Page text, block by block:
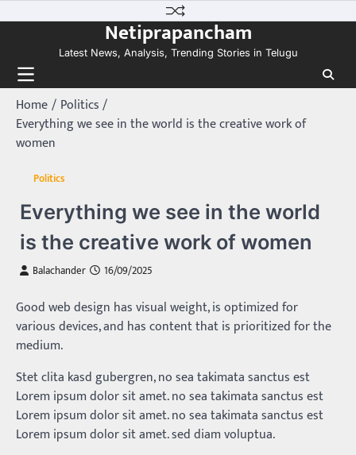
to
Netiprapancham
Latest News, Analysis, Trending Stories in Telugu
Home
Politics
Everything we see in the world is the creative work of
women
Politics
Everything we see in the world
is the creative work of women
Balachander 16/09/2025
Good web design has visual weight, is optimized for
various devices, and has content that is prioritized for the
medium.
Stet clita kasd gubergren, no sea takimata sanctus est
Lorem ipsum dolor sit amet. no sea takimata sanctus est
Lorem ipsum dolor sit amet. no sea takimata sanctus est
Lorem ipsum dolor sit amet. sed diam voluptua.